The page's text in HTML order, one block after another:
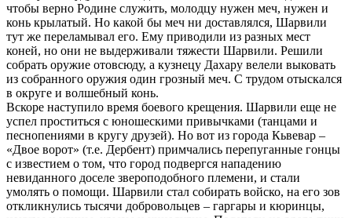
чтобы верно Родине служить, молодцу нужен меч, нужен и
конь крылатый. Но какой бы меч ни доставлялся, Шарвили
тут же переламывал его. Ему приводили из разных мест
коней, но они не выдерживали тяжести Шарвили. Решили
собрать оружие отовсюду, а кузнецу Дахару велели выковать
из собранного оружия один грозный меч. С трудом отыскался
в округе и волшебный конь.
Вскоре наступило время боевого крещения. Шарвили еще не
успел проститься с юношескими привычками (танцами и
песнопениями в кругу друзей). Но вот из города Кьвевар –
«Двое ворот» (т.е. Дербент) примчались перепуганные гонцы
с известием о том, что город подвергся нападению
невиданного доселе звероподобного племени, и стали
умолять о помощи. Шарвили стал собирать войско, на его зов
откликнулись тысячи добровольцев – гаргары и кюринцы,